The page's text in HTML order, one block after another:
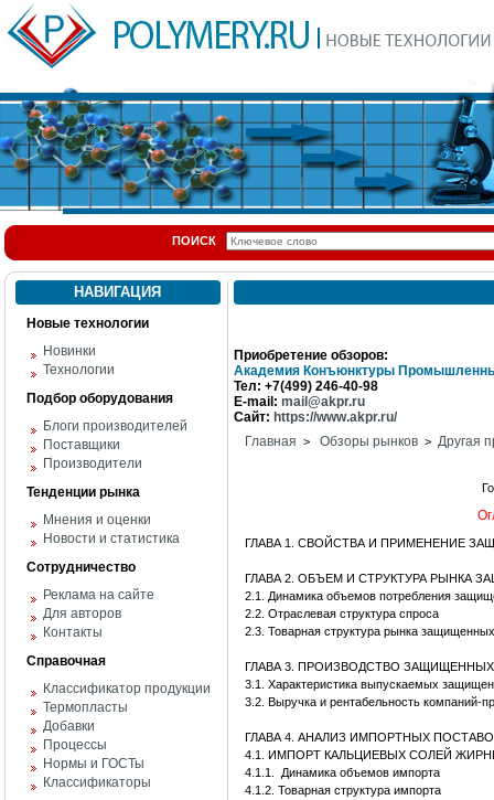
ПОИСК
НАВИГАЦИЯ
Новые технологии
Новинки
Технологии
Подбор оборудования
Блоги производителей
Поставщики
Производители
Тенденции рынка
Мнения и оценки
Новости и статистика
Сотрудничество
Реклама на сайте
Для авторов
Контакты
Справочная
Классификатор продукции
Термопласты
Добавки
Процессы
Нормы и ГОСТы
Классификаторы
Приобретение обзоров:
Академия Конъюнктуры
Тел: +7(499) 246-40-98
E-mail: mail@akpr.ru
Сайт: https://www.akpr.ru/
Главная > Обзоры рынков > Другая
ГЛАВА 1. СВОЙСТВА И ПРИМЕНЕНИЕ
ГЛАВА 2. ОБЪЕМ И СТРУКТУРА РЫНКА
2.1. Динамика объемов потребления
2.2. Отраслевая структура спроса
2.3. Товарная структура рынка
ГЛАВА 3. ПРОИЗВОДСТВО
3.1. Характеристика выпускаемых
3.2. Выручка и рентабельность компаний-
ГЛАВА 4. АНАЛИЗ ИМПОРТНЫХ
4.1. ИМПОРТ КАЛЬЦИЕВЫХ СОЛЕЙ
4.1.1. Динамика объемов импорта
4.1.2. Товарная структура импорта